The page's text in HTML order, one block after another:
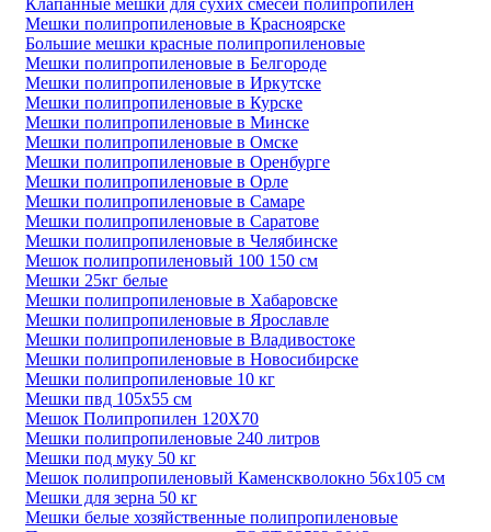
Мешки полипропиленовые в Красноярске
Большие мешки красные полипропиленовые
Мешки полипропиленовые в Белгороде
Мешки полипропиленовые в Иркутске
Мешки полипропиленовые в Курске
Мешки полипропиленовые в Минске
Мешки полипропиленовые в Омске
Мешки полипропиленовые в Оренбурге
Мешки полипропиленовые в Орле
Мешки полипропиленовые в Самаре
Мешки полипропиленовые в Саратове
Мешки полипропиленовые в Челябинске
Мешок полипропиленовый 100 150 см
Мешки 25кг белые
Мешки полипропиленовые в Хабаровске
Мешки полипропиленовые в Ярославле
Мешки полипропиленовые в Владивостоке
Мешки полипропиленовые в Новосибирске
Мешки полипропиленовые 10 кг
Мешки пвд 105х55 см
Мешок Полипропилен 120Х70
Мешки полипропиленовые 240 литров
Мешки под муку 50 кг
Мешок полипропиленовый Каменскволокно 56х105 см
Мешки для зерна 50 кг
Мешки белые хозяйственные полипропиленовые